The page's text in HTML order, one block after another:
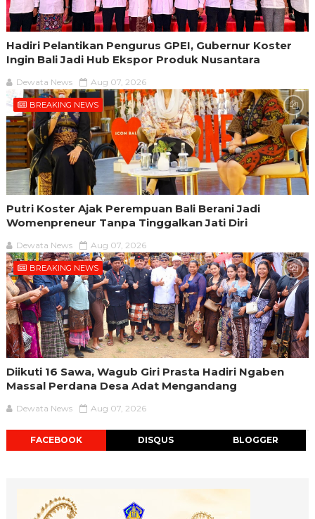
Hadiri Pelantikan Pengurus GPEI, Gubernur Koster
Ingin Bali Jadi Hub Ekspor Produk Nusantara
Dewata News Aug 07, 2026
BREAKING NEWS
Putri Koster Ajak Perempuan Bali Berani Jadi
Womenpreneur Tanpa Tinggalkan Jati Diri
Dewata News Aug 07, 2026
BREAKING NEWS
Diikuti 16 Sawa, Wagub Giri Prasta Hadiri Ngaben
Massal Perdana Desa Adat Mengandang
Dewata News Aug 07, 2026
FACEBOOK DISQUS BLOGGER